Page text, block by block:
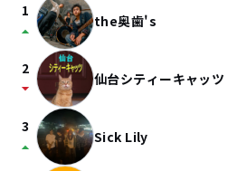
1
arrow_drop_up the奥歯's
2
arrow_drop_down 仙台シティーキャッツ
3
arrow_drop_up Sick Lily